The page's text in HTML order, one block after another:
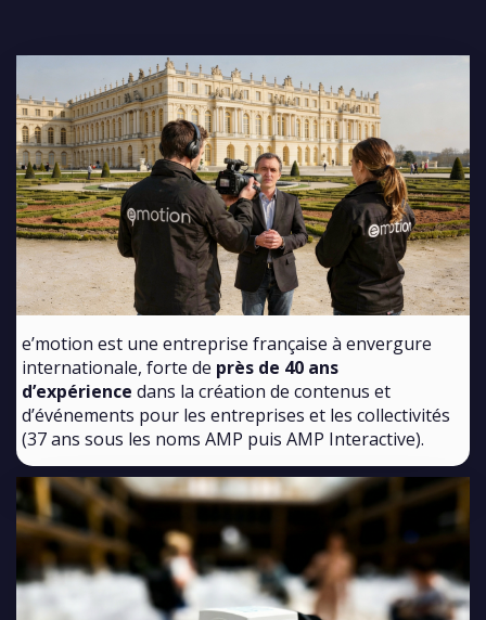
e’motion est une entreprise française à envergure
internationale, forte de près de 40 ans
d’expérience dans la création de contenus et
d’événements pour les entreprises et les collectivités
(37 ans sous les noms AMP puis AMP Interactive).